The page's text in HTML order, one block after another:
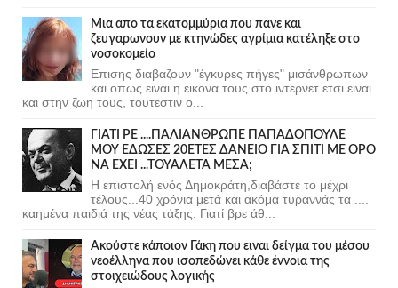
Μια απο τα εκατομμύρια που πανε και
ζευγαρωνουν με κτηνώδες αγρίμια κατέληξε στο
νοσοκομείο
Επισης διαβαζουν "έγκυρες πήγες" μισάνθρωπων
και οπως ειναι η εικονα τους στο ιντερνετ ετσι ειναι
και στην ζωη τους, τουτεστιν ο...
ΓΙΑΤΙ ΡΕ ....ΠΑΛΙΑΝΘΡΩΠΕ ΠΑΠΑΔΟΠΟΥΛΕ
ΜΟΥ ΕΔΩΣΕΣ 20ΕΤΕΣ ΔΑΝΕΙΟ ΓΙΑ ΣΠΙΤΙ ΜΕ ΟΡΟ
ΝΑ ΕΧΕΙ ...ΤΟΥΑΛΕΤΑ ΜΕΣΑ;
Η επιστολή ενός Δημοκράτη,διαβάστε το μέχρι
τέλους...40 χρόνια μετά και ακόμα τυραννάς τα ....
καημένα παιδιά της νέας τάξης. Γιατί βρε άθ...
Ακούστε κάποιον Γάκη που ειναι δείγμα του μέσου
νεοέλληνα που ισοπεδώνει κάθε έννοια της
στοιχειώδους λογικής